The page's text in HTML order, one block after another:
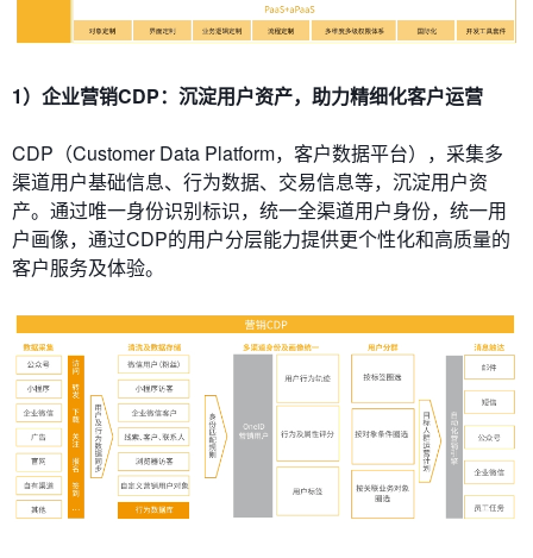
1）企业营销CDP：沉淀用户资产，助力精细化客户运营
CDP（Customer Data Platform，客户数据平台），采集多
渠道用户基础信息、行为数据、交易信息等，沉淀用户资
产。通过唯一身份识别标识，统一全渠道用户身份，统一用
户画像，通过CDP的用户分层能力提供更个性化和高质量的
客户服务及体验。